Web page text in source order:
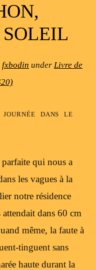
fxbodin under Livre de
dans le
qui nous a
les vagues à la
notre résidence
dans 60 cm
même, la faute à
tinguent sans
haute durant la